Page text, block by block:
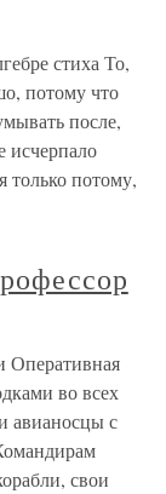
стиха То,
потому что
после,
исчерпало
только потому,
во всех
авианосцы с
свои